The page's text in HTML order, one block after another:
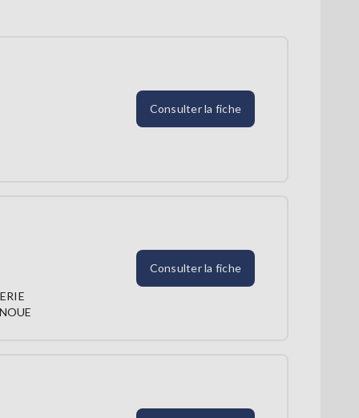
Consulter la fiche
Consulter la fiche